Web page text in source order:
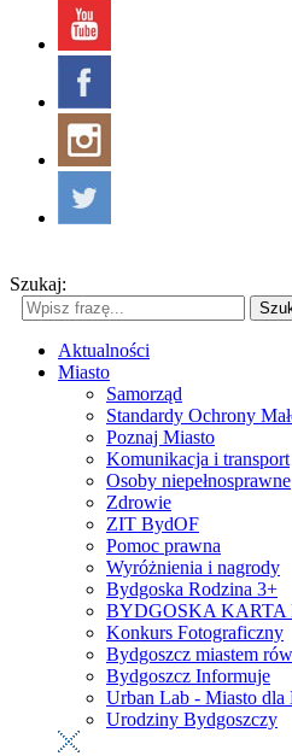
Szukaj:
Aktualności
Miasto
Samorząd
Standardy Ochrony
Poznaj Miasto
Komunikacja i transport
Osoby niepełnosprawne
Zdrowie
ZIT BydOF
Pomoc prawna
Wyróżnienia i nagrody
Bydgoska Rodzina 3+
BYDGOSKA
Konkurs Fotograficzny
Bydgoszcz miastem
Bydgoszcz Informuje
Urban Lab - Miasto dla
Urodziny Bydgoszczy